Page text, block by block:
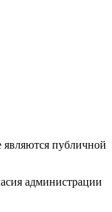
являются публичной
администрации